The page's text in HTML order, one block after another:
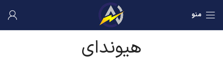
منو
هیوندای